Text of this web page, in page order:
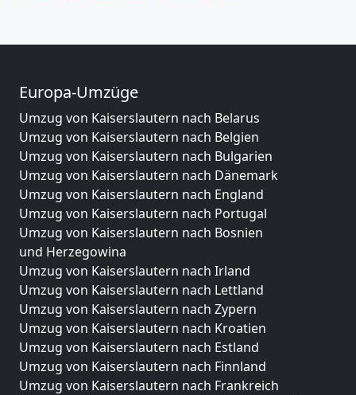
Europa-Umzüge
Umzug von Kaiserslautern nach Belarus
Umzug von Kaiserslautern nach Belgien
Umzug von Kaiserslautern nach Bulgarien
Umzug von Kaiserslautern nach Dänemark
Umzug von Kaiserslautern nach England
Umzug von Kaiserslautern nach Portugal
Umzug von Kaiserslautern nach Bosnien
und Herzegowina
Umzug von Kaiserslautern nach Irland
Umzug von Kaiserslautern nach Lettland
Umzug von Kaiserslautern nach Zypern
Umzug von Kaiserslautern nach Kroatien
Umzug von Kaiserslautern nach Estland
Umzug von Kaiserslautern nach Finnland
Umzug von Kaiserslautern nach Frankreich